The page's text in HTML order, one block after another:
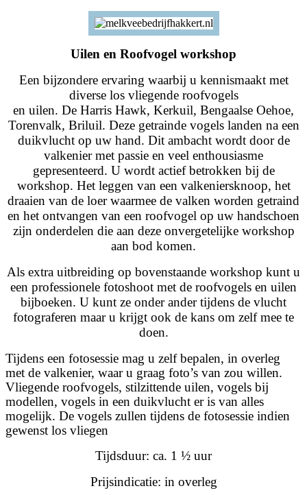
Uilen en Roofvogel workshop
Een bijzondere ervaring waarbij u kennismaakt met
diverse los vliegende roofvogels
en uilen. De Harris Hawk, Kerkuil, Bengaalse Oehoe,
Torenvalk, Briluil. Deze getrainde vogels landen na een
duikvlucht op uw hand. Dit ambacht wordt door de
valkenier met passie en veel enthousiasme
gepresenteerd. U wordt actief betrokken bij de
workshop. Het leggen van een valkeniersknoop, het
draaien van de loer waarmee de valken worden getraind
en het ontvangen van een roofvogel op uw handschoen
zijn onderdelen die aan deze onvergetelijke workshop
aan bod komen.
Als extra uitbreiding op bovenstaande workshop kunt u
een professionele fotoshoot met de roofvogels en uilen
bijboeken. U kunt ze onder ander tijdens de vlucht
fotograferen maar u krijgt ook de kans om zelf mee te
doen.
Tijdens een fotosessie mag u zelf bepalen, in overleg
met de valkenier, waar u graag foto’s van zou willen.
Vliegende roofvogels, stilzittende uilen, vogels bij
modellen, vogels in een duikvlucht er is van alles
mogelijk. De vogels zullen tijdens de fotosessie indien
gewenst los vliegen
Tijdsduur: ca. 1 ½ uur
Prijsindicatie: in overleg